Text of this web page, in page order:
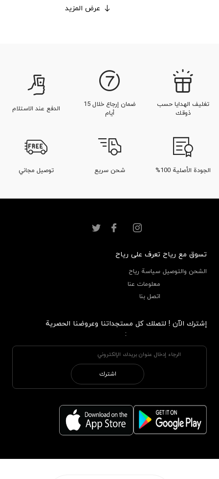
عرض المزيد
تغليف الهدايا حسب
ذوقك
ضمان إرجاع خلال 15
أيام
الدفع عند الاستلام
الجودة الأصلية 100% شحن سريع توصيل مجاني
تسوق مع رياح
الشحن والتوصيل
تعرف على رياح
سياسة رياح
معلومات عنا
اتصل بنا
إشترك الآن ! لتصلك كل مستجداتنا وعروضنا الحصرية
:
اشترك